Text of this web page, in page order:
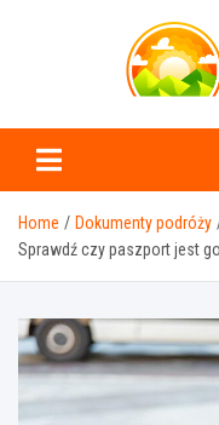
Home
Dokumenty podróży
Sprawdź czy paszport jest